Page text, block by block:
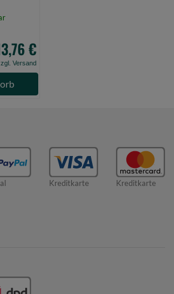
€
Versand
Kreditkarte Kreditkarte